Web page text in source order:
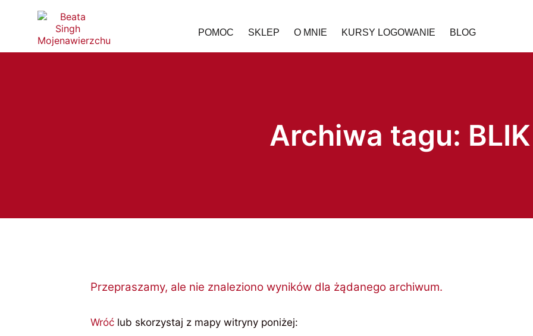
POMOC SKLEP O MNIE KURSY LOGOWANIE BLOG
Archiwa tagu: BLIK
Przepraszamy, ale nie znaleziono wyników dla żądanego archiwum.
Wróć lub skorzystaj z mapy witryny poniżej: